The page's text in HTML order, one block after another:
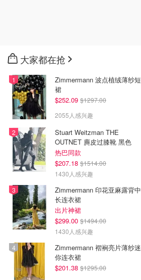
大家都在抢
Zimmermann 波点植绒薄纱短
裙
$252.09 $1297.00
2055人感兴趣
Stuart Weitzman THE
OUTNET 麂皮过膝靴 黑色
热巴同款
$207.18 $1514.00
1430人感兴趣
Zimmermann 印花亚麻露背中
长连衣裙
出片神裙
$299.00 $1494.00
1430人感兴趣
Zimmermann 褶裥亮片薄纱迷
你连衣裙
$201.38 $1295.00